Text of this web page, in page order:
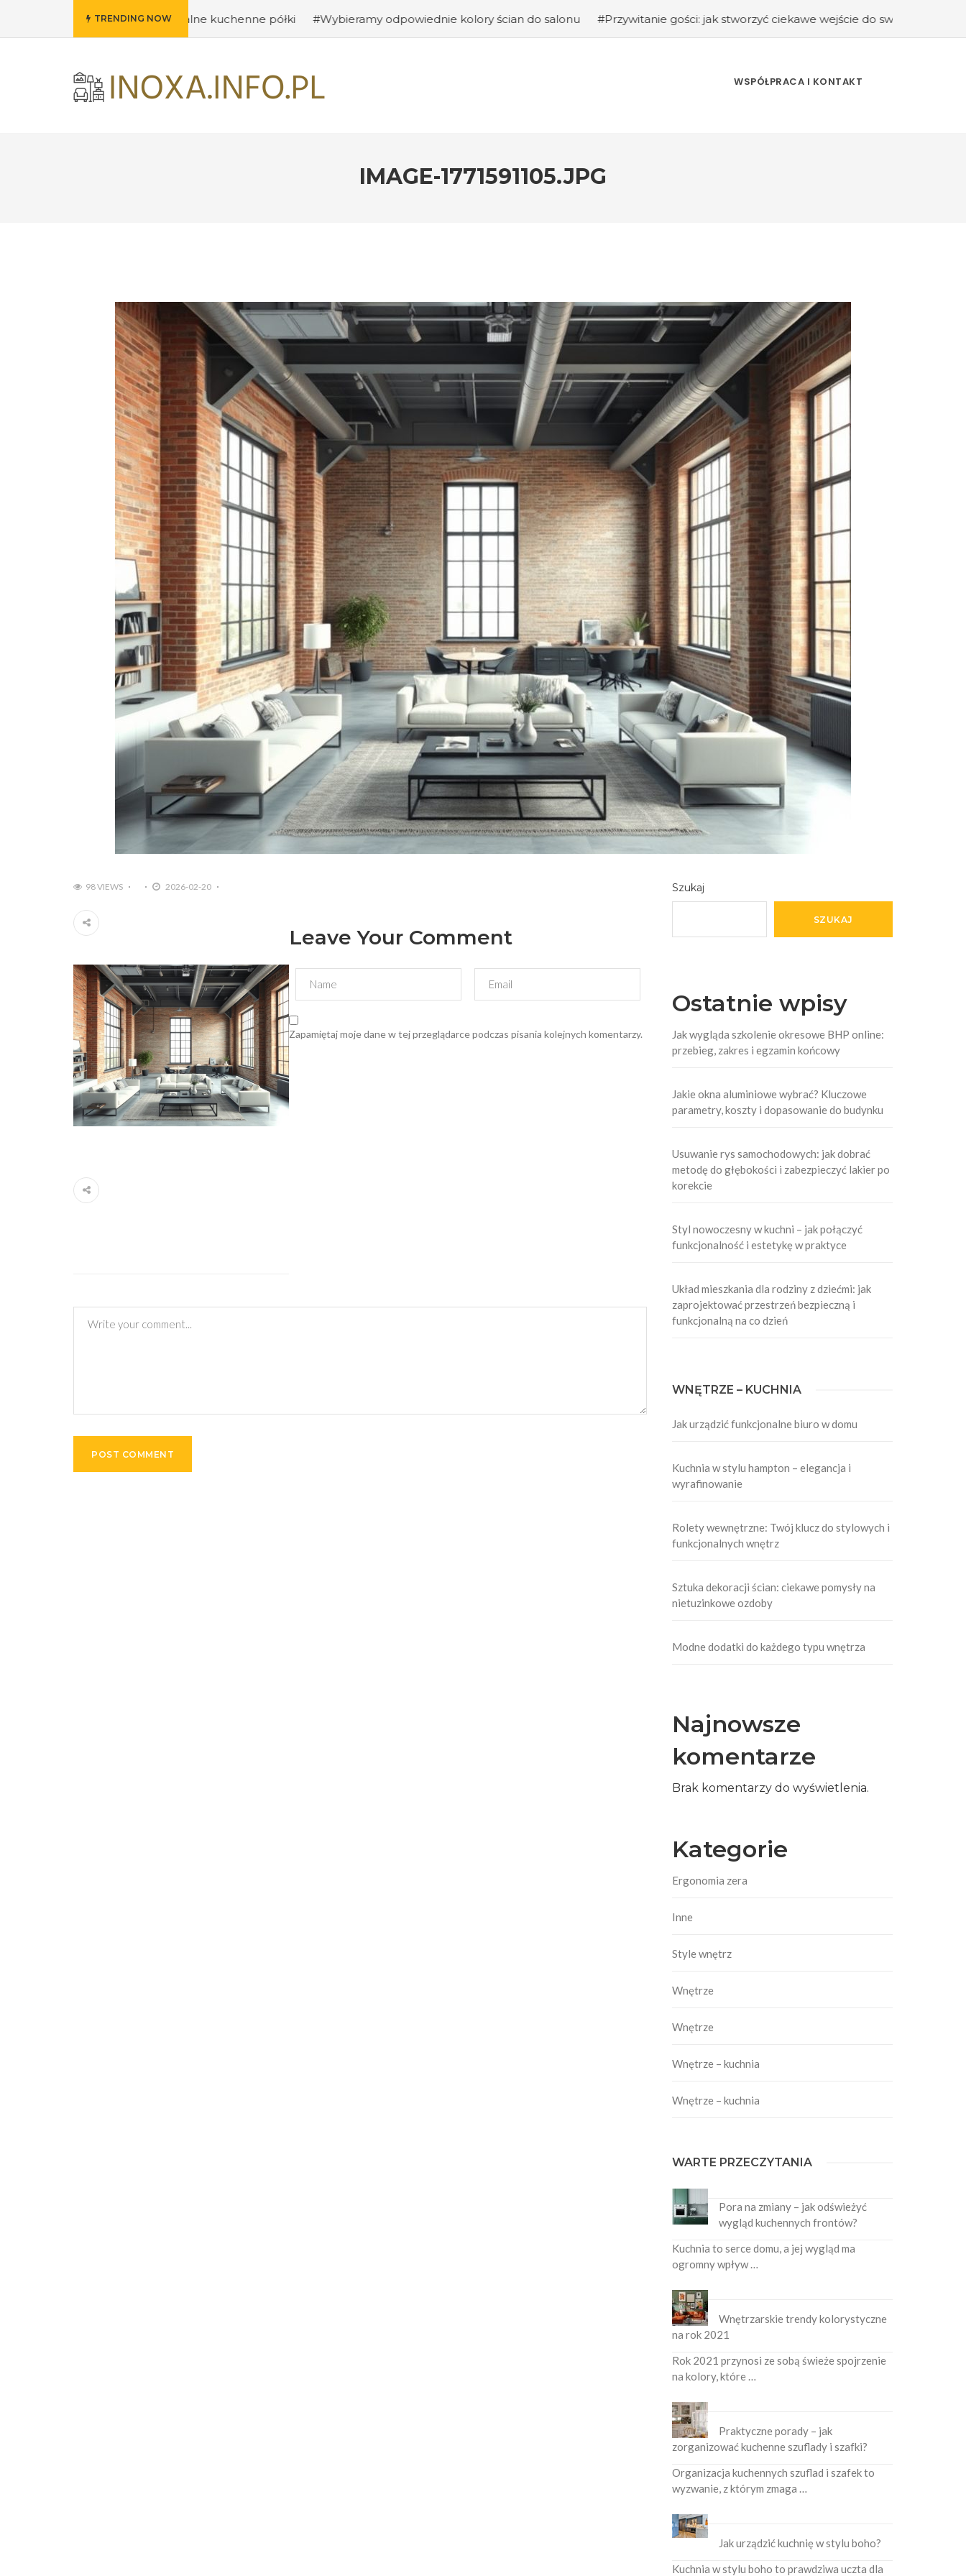
TRENDING NOW
na oryginalne kuchenne półki #Wybieramy odpowiednie kolory ścian do salonu #Przywitanie gości: jak stworzyć ciekawe wejście do swojego domu?
WSPÓŁPRACA I KONTAKT
IMAGE-1771591105.JPG
98 VIEWS 2026-02-20
Leave Your Comment
Zapamiętaj moje dane w tej przeglądarce podczas pisania kolejnych komentarzy.
Szukaj
SZUKAJ
Ostatnie wpisy
Jak wygląda szkolenie okresowe BHP online:
przebieg, zakres i egzamin końcowy
Jakie okna aluminiowe wybrać? Kluczowe
parametry, koszty i dopasowanie do budynku
Usuwanie rys samochodowych: jak dobrać
metodę do głębokości i zabezpieczyć lakier po
korekcie
Styl nowoczesny w kuchni – jak połączyć
funkcjonalność i estetykę w praktyce
Układ mieszkania dla rodziny z dziećmi: jak
zaprojektować przestrzeń bezpieczną i
funkcjonalną na co dzień
WNĘTRZE – KUCHNIA
Jak urządzić funkcjonalne biuro w domu
Kuchnia w stylu hampton – elegancja i
wyrafinowanie
Rolety wewnętrzne: Twój klucz do stylowych i
funkcjonalnych wnętrz
Sztuka dekoracji ścian: ciekawe pomysły na
nietuzinkowe ozdoby
Modne dodatki do każdego typu wnętrza
Najnowsze
komentarze
Brak komentarzy do wyświetlenia.
Kategorie
Ergonomia zera
Inne
Style wnętrz
Wnętrze
Wnętrze
Wnętrze – kuchnia
Wnętrze – kuchnia
WARTE PRZECZYTANIA
Pora na zmiany – jak odświeżyć
wygląd kuchennych frontów?
Kuchnia to serce domu, a jej wygląd ma
ogromny wpływ …
Wnętrzarskie trendy kolorystyczne
na rok 2021
Rok 2021 przynosi ze sobą świeże spojrzenie
na kolory, które …
Praktyczne porady – jak
zorganizować kuchenne szuflady i szafki?
Organizacja kuchennych szuflad i szafek to
wyzwanie, z którym zmaga …
Jak urządzić kuchnię w stylu boho?
Kuchnia w stylu boho to prawdziwa uczta dla